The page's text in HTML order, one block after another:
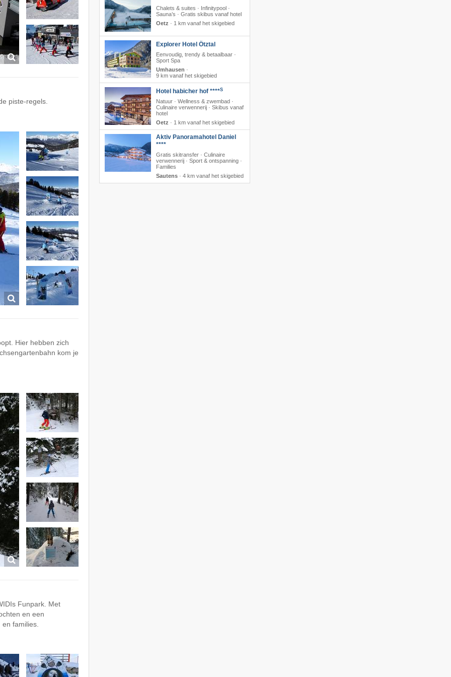
piste-regels.
Hier hebben zich
kom je
Funpark. Met
en een
families.
Chalets & suites · Infinitypool ·
Sauna’s · Gratis skibus vanaf hotel
Oetz · 1 km vanaf het skigebied
Explorer Hotel Ötztal
Eenvoudig, trendy & betaalbaar ·
Sport Spa
Umhausen ·
9 km vanaf het skigebied
Hotel habicher hof ****S
Natuur · Wellness & zwembad ·
Culinaire verwennerij · Skibus vanaf
hotel
Oetz · 1 km vanaf het skigebied
Aktiv Panoramahotel Daniel
****
Gratis skitransfer · Culinaire
verwennerij · Sport & ontspanning ·
Families
Sautens· 4 km vanaf het skigebied